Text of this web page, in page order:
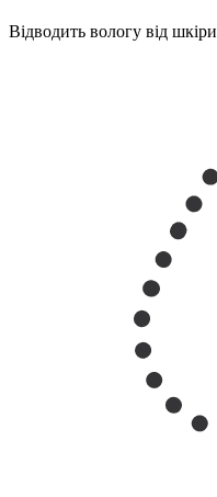
Відводить вологу від шкіри